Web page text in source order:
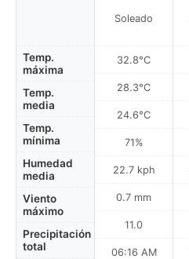
Temp.
máxima
Temp.
media
Temp.
mínima
Humedad
media
Viento
máximo
Precipitación
total
Soleado
32.8°C
28.3°C
24.6°C
71%
22.7 kph
0.7 mm
11.0
06:16 AM